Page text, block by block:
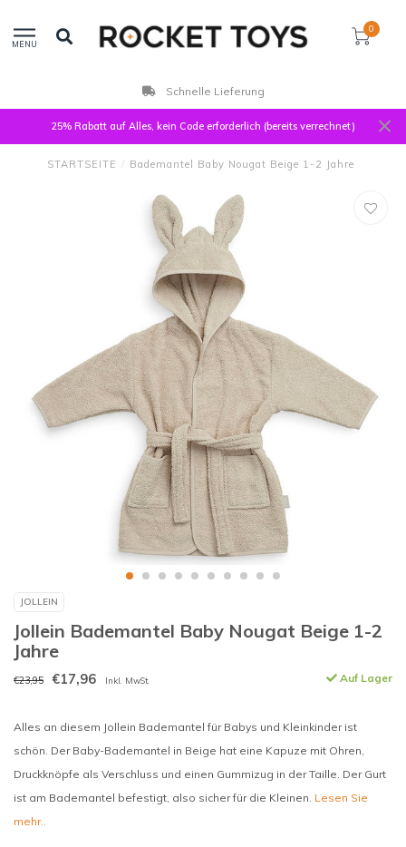
MENU
0
Schnelle Lieferung
25% Rabatt auf Alles, kein Code erforderlich (bereits verrechnet)
STARTSEITE / Bademantel Baby Nougat Beige 1-2 Jahre
JOLLEIN
Jollein Bademantel Baby Nougat Beige 1-2
Jahre
€23,95 €17,96 Inkl. MwSt. Auf Lager
Alles an diesem Jollein Bademantel für Babys und Kleinkinder ist
schön. Der Baby-Bademantel in Beige hat eine Kapuze mit Ohren,
Druckknöpfe als Verschluss und einen Gummizug in der Taille. Der Gurt
ist am Bademantel befestigt, also sicher für die Kleinen. Lesen Sie
mehr..